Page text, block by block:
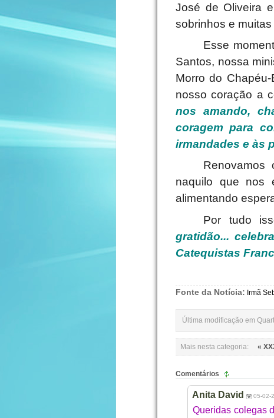
José de Oliveira
sobrinhos e
Esse
Santos, nossa
Morro do
nosso coração a
nos amando,
coragem para
irmandades e às
Renovamos
naquilo que nos
alimentando
Por tudo
gratidão...
Catequistas
Fonte da Notícia: Irmã
Última modificação em
Mais nesta categoria: «
Comentários
Anita David 05-02-
Queridas colegas